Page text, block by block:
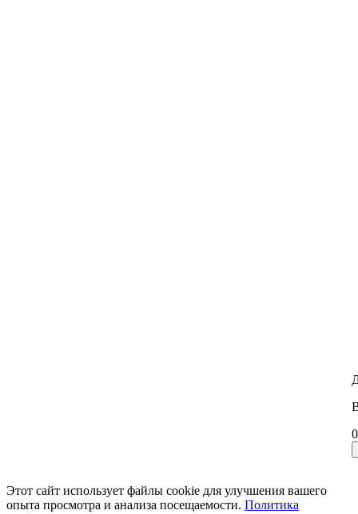
Этот сайт использует файлы cookie для улучшения вашего
опыта просмотра и анализа посещаемости. Политика